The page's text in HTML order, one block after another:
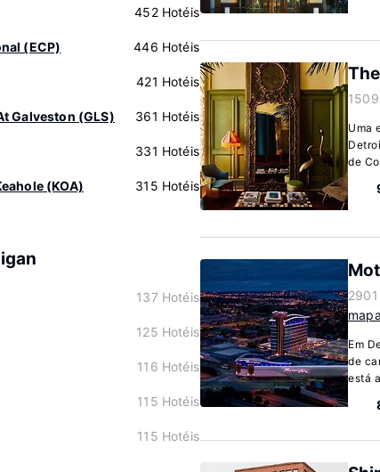
452 Hotéis
(ECP) 446 Hotéis
421 Hotéis
Galveston (GLS) 361 Hotéis
331 Hotéis
(KOA) 315 Hotéis
137 Hotéis
125 Hotéis
116 Hotéis
115 Hotéis
115 Hotéis
Uma
de
mapa
Em
de
está